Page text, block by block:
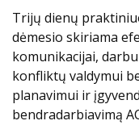
Trijų dienų
dėmesio skiriama
komunikacijai,
konfliktų valdymui
planavimui ir
bendradarbiavimą